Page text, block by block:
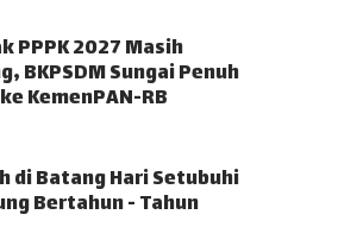
PPPK 2027 Masih
BKPSDM Sungai Penuh
KemenPAN-RB
di Batang Hari Setubuhi
Bertahun - Tahun